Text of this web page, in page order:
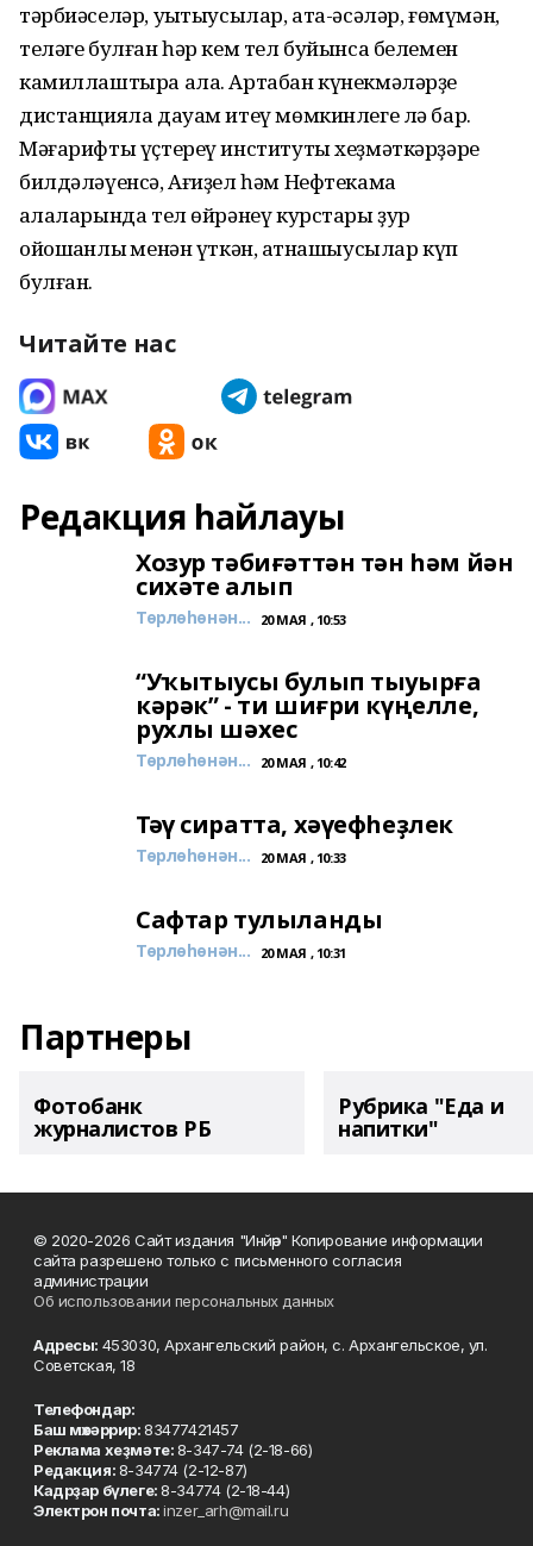
тәрбиәселәр, уҡытыусылар, ата-әсәләр, ғөмүмән,
теләге булған һәр кем тел буйынса белемен
камиллаштыра ала. Артабан күнекмәләрҙе
дистанцияла дауам итеү мөмкинлеге лә бар.
Мәғарифты үҫтереү институты хеҙмәткәрҙәре
билдәләүенсә, Ағиҙел һәм Нефтекама
ҡалаларында тел өйрәнеү курстары ҙур
ойошҡанлыҡ менән үткән, ҡатнашыусылар күп
булған.
Читайте нас
Редакция һайлауы
Хозур тәбиғәттән тән һәм йән
сихәте алып
Төрлөһөнән... 20 МАЯ , 10:53
“Уҡытыусы булып тыуырға
кәрәк” - ти шиғри күңелле,
рухлы шәхес
Төрлөһөнән... 20 МАЯ , 10:42
Тәү сиратта, хәүефһеҙлек
Төрлөһөнән... 20 МАЯ , 10:33
Сафтар тулыланды
Төрлөһөнән... 20 МАЯ , 10:31
Партнеры
Фотобанк
журналистов РБ
Рубрика "Еда и
напитки"
© 2020-2026 Сайт издания "Инйәр" Копирование информации
сайта разрешено только с письменного согласия
администрации
Об использовании персональных данных
Адресы: 453030, Архангельский район, с. Архангельское, ул.
Советская, 18
Телефондар:
Баш мөхәррир:83477421457
Реклама хеҙмәте:8-347-74 (2-18-66)
Редакция:8-34774 (2-12-87)
Кадрҙар бүлеге:8-34774 (2-18-44)
Электрон почта:inzer_arh@mail.ru